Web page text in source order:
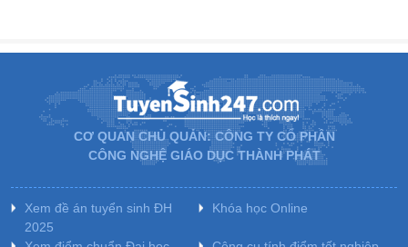
CƠ QUAN CHỦ QUẢN: CÔNG TY CỔ PHẦN
CÔNG NGHỆ GIÁO DỤC THÀNH PHÁT
Xem đề án tuyển sinh ĐH
2025
Khóa học Online